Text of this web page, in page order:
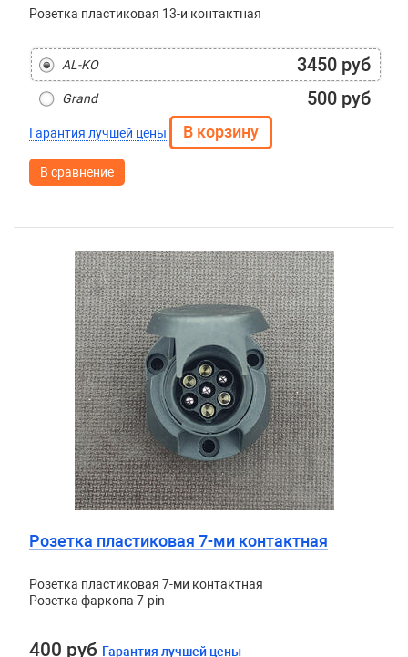
Розетка пластиковая 13-и контактная
AL-KO 3450 руб
Grand 500 руб
Гарантия лучшей цены
В сравнение
Розетка пластиковая 7-ми контактная
Розетка пластиковая 7-ми контактная
Розетка фаркопа 7-pin
400 руб Гарантия лучшей цены